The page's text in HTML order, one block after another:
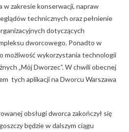
w zakresie konserwacji, napraw
technicznych oraz pełnienie
dotyczących
dworcowego. Ponadto w
możliwość wykorzystania technologii
„Mój Dworzec”. W chwili obecnej
tych aplikacji na Dworcu Warszawa
obsługi dworca zakończył się
będzie w dalszym ciągu